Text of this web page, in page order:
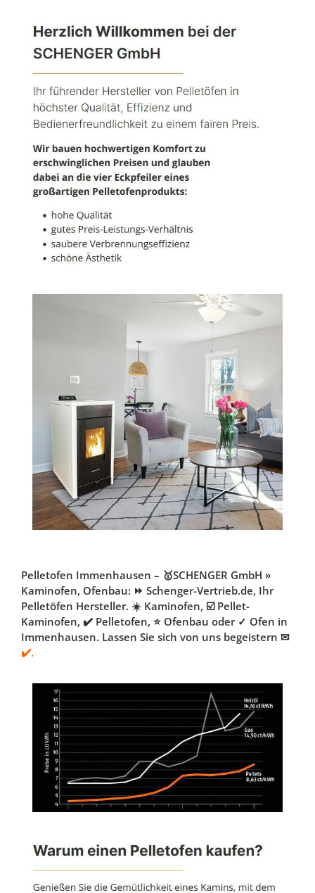
Pelletofen Immenhausen – 🥇SCHENGER GmbH »
Kaminofen, Ofenbau: ⏩ Schenger-Vertrieb.de, Ihr
Pelletöfen Hersteller. ☀️ Kaminofen, ☑️ Pellet-
Kaminofen, ✔️ Pelletofen, ⭐ Ofenbau oder ✓ Ofen in
Immenhausen. Lassen Sie sich von uns begeistern ✉
✔️.